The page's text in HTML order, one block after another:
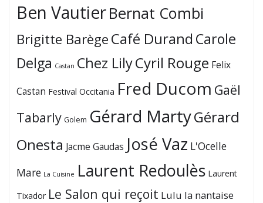
Ben VautierBernat Combi
Brigitte BarègeCafé Durand Carole
Delga Castan Chez LilyCyril Rouge Felix
Castan Festival Occitania Fred Ducom Gaël
Tabarly Golem Gérard MartyGérard
Onesta Jacme Gaudas José Vaz L'Ocelle
Mare La Cuisine Laurent Redoulès Laurent
Tixador Le Salon qui reçoit Lulu la nantaise